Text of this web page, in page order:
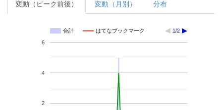
変動（ピーク前後） 変動（月別） 分布
合計 はてなブックマーク 1/2
2
4
6